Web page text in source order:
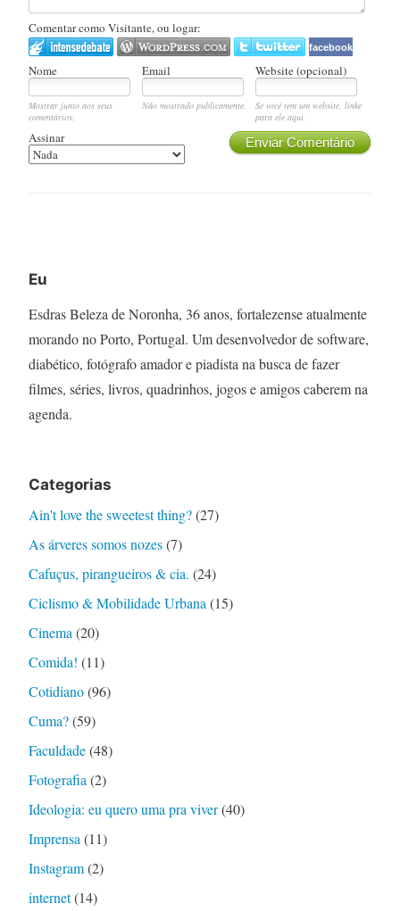
Comentar como Visitante, ou logar:
facebook
Nome Email Website (opcional)
Mostrar junto aos seus
comentários.
Não mostrado publicamente.
Se você tem um website, linke
para ele aqui.
Enviar Comentário
Assinar
Eu
Esdras Beleza de Noronha, 36 anos, fortalezense atualmente
morando no Porto, Portugal. Um desenvolvedor de software,
diabético, fotógrafo amador e piadista na busca de fazer
filmes, séries, livros, quadrinhos, jogos e amigos caberem na
agenda.
Categorias
Ain't love the sweetest thing?(27)
As árveres somos nozes(7)
Cafuçus, pirangueiros & cia. (24)
Ciclismo & Mobilidade Urbana (15)
Cinema (20)
Comida! (11)
Cotidiano(96)
Cuma?(59)
Faculdade(48)
Fotografia (2)
Ideologia: eu quero uma pra viver(40)
Imprensa (11)
Instagram(2)
internet(14)